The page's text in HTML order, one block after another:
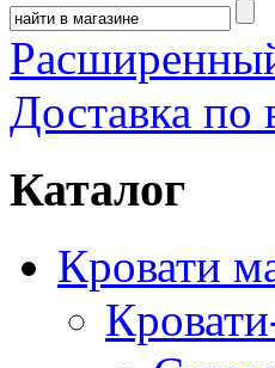
Доставка по
Каталог
Кровати